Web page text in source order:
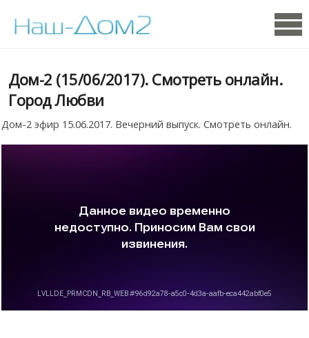
Дом-2 (15/06/2017). Смотреть онлайн.
Город Любви
Дом-2 эфир 15.06.2017. Вечерний выпуск. Смотреть онлайн.